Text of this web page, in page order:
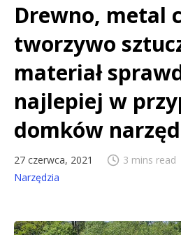
Drewno, metal
tworzywo
materiał
najlepiej w
domków
27 czerwca, 2021 3 mins read
Narzędzia